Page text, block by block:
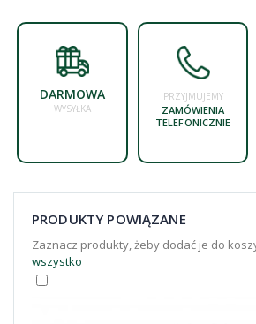
DARMOWA
WYSYŁKA
PRZYJMUJEMY
ZAMÓWIENIA
TELEFONICZNIE
PRODUKTY POWIĄZANE
Zaznacz produkty, żeby dodać je do
wszystko